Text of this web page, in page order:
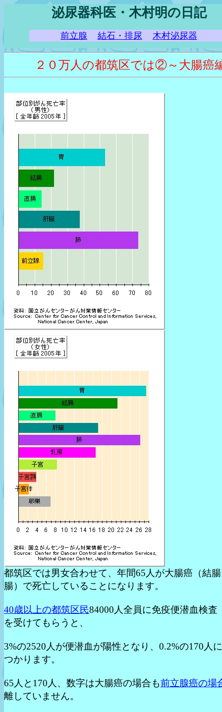
泌尿器科医・木村明の日記
前立腺 結石・排尿 木村泌尿器
２０万人の都筑区では②～大腸癌
都筑区では男女合わせて、年間65人が大腸癌（結
腸）で死亡していることになります。
40歳以上の都筑区民84000人全員に免疫便潜血検査
を受けてもらうと、
3%の2520人が便潜血が陽性となり、0.2%の170人
つかります。
65人と170人、数字は大腸癌の場合も前立腺癌の場
離していません。